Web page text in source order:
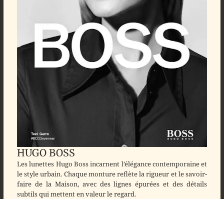
HUGO BOSS
Les lunettes Hugo Bossincarnent l’élégance contemporaine et
le style urbain. Chaque monture reflète la rigueur et le savoir-
faire de la Maison, avec des lignes épurées et des détails
subtils qui mettent en valeur le regard.